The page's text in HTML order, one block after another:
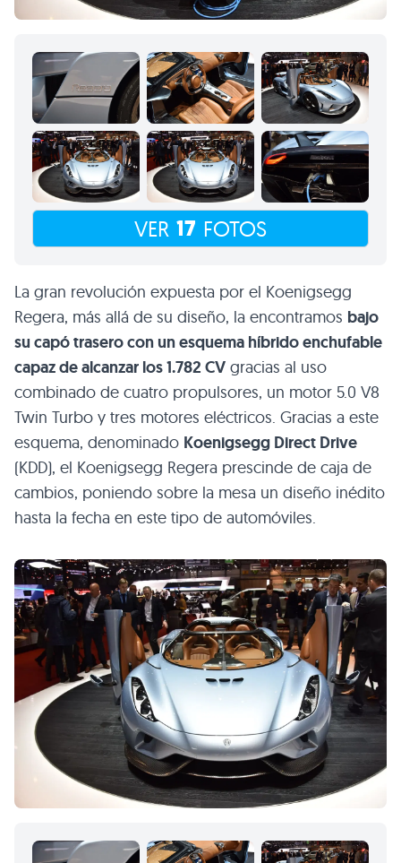
VER 17 FOTOS
La gran revolución expuesta por el Koenigsegg
Regera, más allá de su diseño, la encontramos bajo
su capó trasero con un esquema híbrido enchufable
capaz de alcanzar los 1.782 CV gracias al uso
combinado de cuatro propulsores, un motor 5.0 V8
Twin Turbo y tres motores eléctricos. Gracias a este
esquema, denominado Koenigsegg Direct Drive
(KDD), el Koenigsegg Regera prescinde de caja de
cambios, poniendo sobre la mesa un diseño inédito
hasta la fecha en este tipo de automóviles.